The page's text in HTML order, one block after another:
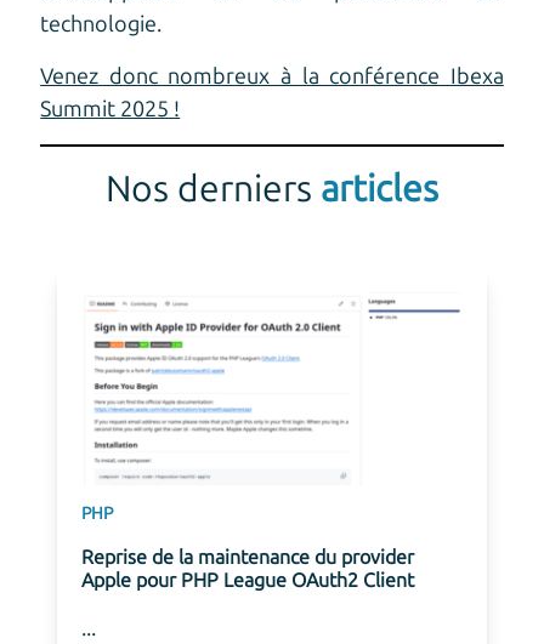
technologie.
Venez donc nombreux à la conférence Ibexa
Summit 2025 !
Nos derniers articles
PHP
Reprise de la maintenance du provider
Apple pour PHP League OAuth2 Client